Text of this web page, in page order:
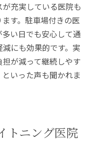
充実している医院も
す。駐車場付きの医
い日でも安心して通
にも効果的です。実
が減って継続しやす
いった声も聞かれま
トニング医院